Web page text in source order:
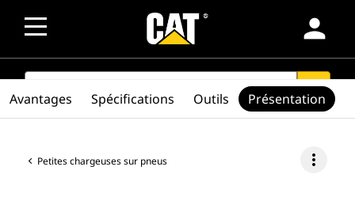
person
SEARCH search
Petites chargeuses sur pneus more_vert
Avantages Spécifications Outils Présentation